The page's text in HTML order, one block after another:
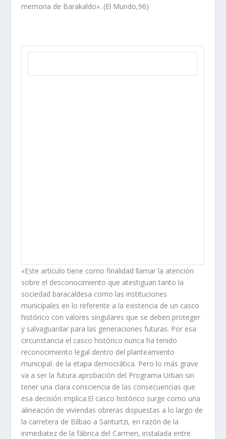
memoria de Barakaldo». (El Mundo,96)
«Este articulo tiene como finalidad llamar la atención
sobre el desconocimiento que atestiguan tanto la
sociedad baracaldesa como las instituciones
municipales en lo referente a la existencia de un casco
histórico con valores singulares que se deben proteger
y salvaguardar para las generaciones futuras. Por esa
circunstancia el casco histórico nunca ha tenido
reconocimiento legal dentro del planteamiento
municipal. de la etapa democrática. Pero lo más grave
va a ser la futura aprobación del Programa Urban sin
tener una clara consciencia de las consecuencias que
esa decisión implica.El casco histórico surge como una
alineación de viviendas obreras dispuestas a lo largo de
la carretera de Bilbao a Santurtzi, en razón de la
inmediatez de la fábrica del Carmen, instalada entre